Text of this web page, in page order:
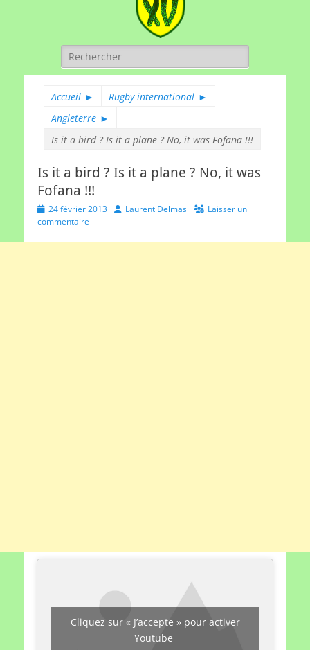
Rechercher :
Accueil ► Rugby international ►
Angleterre ►
Is it a bird ? Is it a plane ? No, it was Fofana !!!
Is it a bird ? Is it a plane ? No, it was
Fofana !!!
Posted
on
24 février 2013 AuthorLaurent Delmas
Laisser un
commentaire
Cliquez sur « J’accepte » pour activer
Youtube